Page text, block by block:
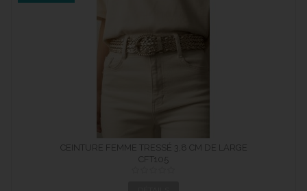
CEINTURE FEMME TRESSÉ 3,8 CM DE LARGE
CFT105